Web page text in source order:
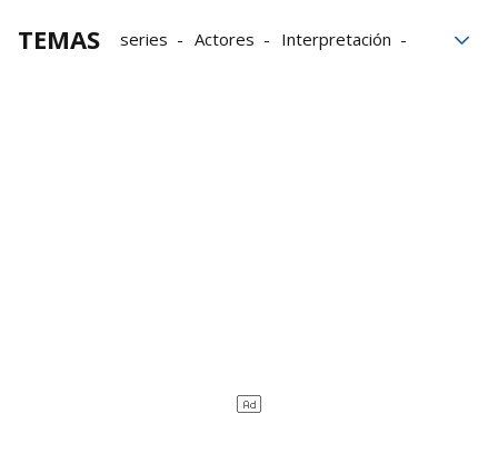
TEMAS series Actores
Interpretación